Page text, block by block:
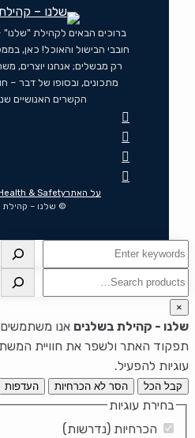
ברוכים הבאים לקהילת "שלנו"
חובבי הבישול והאוכל! כאן,
רק מבשלים; אנחנו יוצרים,
מתכונים, ובסופו של דבר –
הקשרים האנושיים
על האתר& Safety
© שלנו – קהילת
חיפוש
חיפוש
×
שלנו - קהילת בשלנים אנו
תפקוד האתר ולשפר את חוויית
עוגיות להפעיל.
קבל הכל הסר לא הכרחיות העדפות
בחירת עוגיות
הכרחיות (נדרשות)